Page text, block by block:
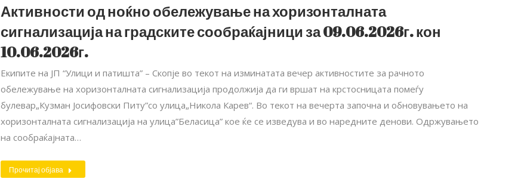
Активности од ноќно обележување на хоризонталната
сигнализација на градските сообраќајници за 09.06.2026г. кон
10.06.2026г.
Екипите на ЈП “Улици и патишта” – Скопје во текот на изминатата вечер активностите за рачното
обележување на хоризонталната сигнализација продолжија да ги вршат на крстосницата помеѓу
булевар„Кузман Јосифовски Питу”со улица„Никола Карев“. Во текот на вечерта започна и обновувањето на
хоризонталната сигнализација на улица”Беласица” кое ќе се изведува и во наредните денови. Одржувањето
на сообраќајната…
Прочитај објава